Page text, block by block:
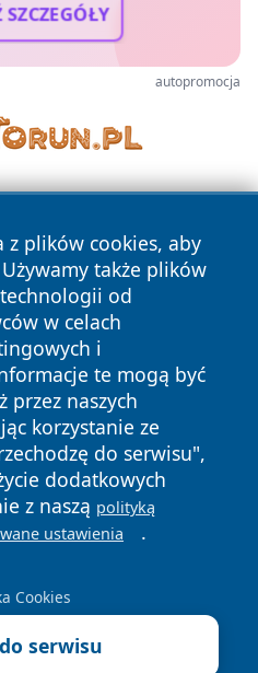
SZCZEGÓŁY
autopromocja
z plików cookies, aby
Używamy także plików
od
w celach
i
te mogą być
przez naszych
korzystanie ze
do serwisu",
dodatkowych
z naszą polityką
ustawienia .
Cookies
serwisu
Wszystkie prawa
Polityka
Cookies